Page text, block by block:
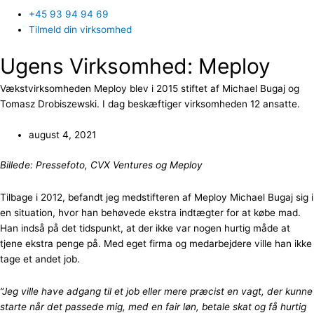
+45 93 94 94 69
Tilmeld din virksomhed
Ugens Virksomhed: Meploy
Vækstvirksomheden Meploy blev i 2015 stiftet af Michael Bugaj og
Tomasz Drobiszewski. I dag beskæftiger virksomheden 12 ansatte.
august 4, 2021
Billede: Pressefoto, CVX Ventures og Meploy
Tilbage i 2012, befandt jeg medstifteren af Meploy Michael Bugaj sig i
en situation, hvor han behøvede ekstra indtægter for at købe mad.
Han indså på det tidspunkt, at der ikke var nogen hurtig måde at
tjene ekstra penge på. Med eget firma og medarbejdere ville han ikke
tage et andet job.
”Jeg ville have adgang til et job eller mere præcist en vagt, der kunne
starte når det passede mig, med en fair løn, betale skat og få hurtig